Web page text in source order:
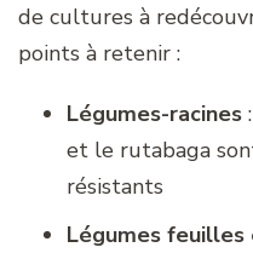
de cultures à
points à retenir :
Légumes-racines
et le rutabaga
résistants
Légumes